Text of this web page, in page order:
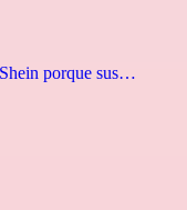
porque sus…